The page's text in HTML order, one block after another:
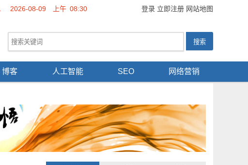
登录 立即注册 网站地图
2026-08-09 上午 08:30
博客 人工智能 SEO 网络营销